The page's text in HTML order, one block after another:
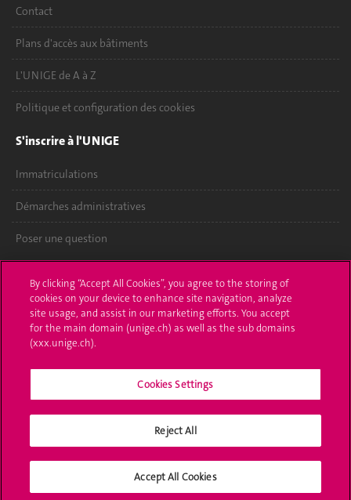
Contact
Plans d'accès aux bâtiments
L'UNIGE de A à Z
Politique et configuration des cookies
S'inscrire à l'UNIGE
Immatriculations
Démarches administratives
Poser une question
UNIGE Mobile
Médias
Offres d'emploi
Bibliothèque
Médias sociaux UNIGE
By clicking “Accept All Cookies”, you agree to the storing of
cookies on your device to enhance site navigation, analyze
site usage, and assist in our marketing efforts. You accept
for the main domain (unige.ch) as well as the sub domains
(xxx.unige.ch).
Cookies Settings
Reject All
Accept All Cookies